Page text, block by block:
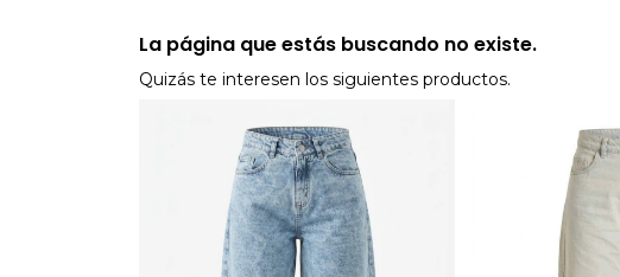
La página que estás buscando no existe.
Quizás te interesen los siguientes productos.